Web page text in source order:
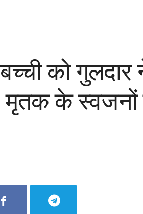
को
के स्वजनों